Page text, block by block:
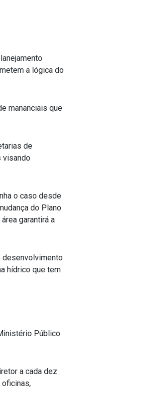
a lógica do
mananciais que
de
visando
o caso desde
do Plano
garantirá a
desenvolvimento
hídrico que tem
Público
a cada dez
oficinas,